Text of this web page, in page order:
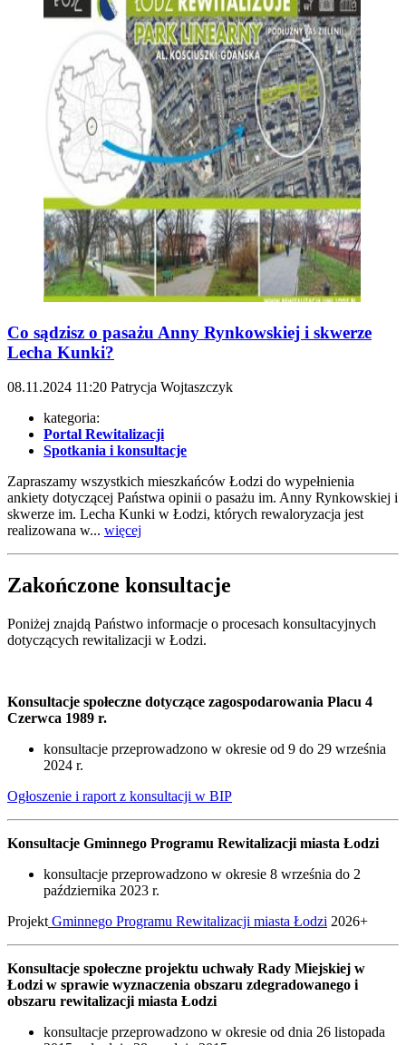
Co sądzisz o pasażu Anny Rynkowskiej i skwerze
Lecha Kunki?
08.11.2024 11:20 Patrycja Wojtaszczyk
kategoria:
Portal Rewitalizacji
Spotkania i konsultacje
Zapraszamy wszystkich mieszkańców Łodzi do wypełnienia
ankiety dotyczącej Państwa opinii o pasażu im. Anny Rynkowskiej i
skwerze im. Lecha Kunki w Łodzi, których rewaloryzacja jest
realizowana w... więcej
Zakończone konsultacje
Poniżej znajdą Państwo informacje o procesach konsultacyjnych
dotyczących rewitalizacji w Łodzi.
Konsultacje społeczne dotyczące zagospodarowania Placu 4
Czerwca 1989 r.
konsultacje przeprowadzono w okresie od 9 do 29 września
2024 r.
Ogłoszenie i raport z konsultacji w BIP
Konsultacje Gminnego Programu Rewitalizacji miasta Łodzi
konsultacje przeprowadzono w okresie 8 września do 2
października 2023 r.
Projekt Gminnego Programu Rewitalizacji miasta Łodzi 2026+
Konsultacje społeczne projektu uchwały Rady Miejskiej w
Łodzi w sprawie wyznaczenia obszaru zdegradowanego i
obszaru rewitalizacji miasta Łodzi
konsultacje przeprowadzono w okresie od dnia 26 listopada